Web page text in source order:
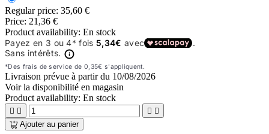
Regular price: 35,60 €
Price: 21,36 €
Product availability: En stock
Livraison prévue à partir du 10/08/2026
Voir la disponibilité en magasin
Product availability: En stock
   
Ajouter au panier